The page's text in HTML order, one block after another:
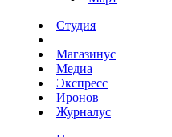
Студия
Магазинус
Медиа
Экспресс
Иронов
Журналус